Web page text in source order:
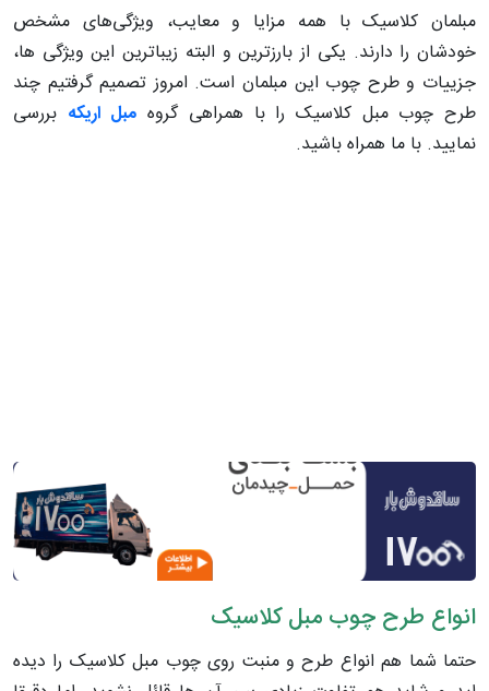
مبلمان کلاسیک با همه مزایا و معایب، ویژگی‌های مشخص
خودشان را دارند. یکی از بارزترین و البته زیباترین این ویژگی ها،
جزییات و طرح چوب این مبلمان است. امروز تصمیم گرفتیم چند
طرح چوب مبل کلاسیک را با همراهی گروه مبل اریکه بررسی
نمایید. با ما همراه باشید.
انواع طرح چوب مبل کلاسیک
حتما شما هم انواع طرح و منبت روی چوب مبل کلاسیک را دیده